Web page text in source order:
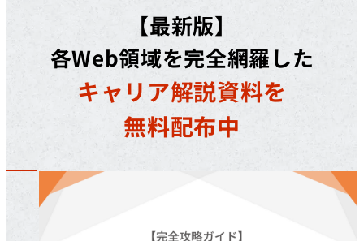
【最新版】
各Web領域を完全網羅した
キャリア解説資料を
無料配布中